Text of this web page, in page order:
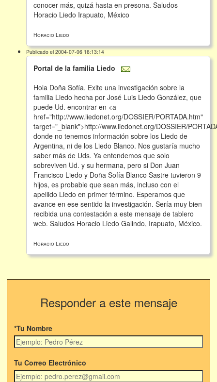
conocer más, quizá hasta en presona. Saludos
Horacio Liedo Irapuato, México
Horacio Liedo
Publicado el 2004-07-06 16:13:14
Portal de la familia Liedo
Hola Doña Sofía. Exite una investigación sobre la
familia Liedo hecha por José Luis Liedo González, que
puede Ud. encontrar en <a
href="http://www.liedonet.org/DOSSIER/PORTADA.htm"
target="_blank">http://www.liedonet.org/DOSSIER/
donde no tenemos información sobre los Liedo de
Argentina, ni de los Liedo Blanco. Nos gustaría mucho
saber más de Uds. Ya entendemos que solo
sobreviven Ud. y su hermana, pero si Don Juan
Francisco Liedo y Doña Sofía Blanco Sastre tuvieron 9
hijos, es probable que sean más, incluso con el
apellido Liedo en primer término. Esperamos que
avance en ese sentido la investigación. Sería muy bien
recibida una contestación a este mensaje de tablero
web. Saludos Horacio Liedo Galindo, Irapuato, México.
Horacio Liedo
Responder a este mensaje
*Tu Nombre
Tu Correo Electrónico